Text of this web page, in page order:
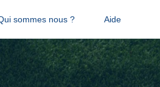
sommes nous ? Aide